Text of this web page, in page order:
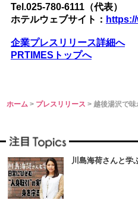
Tel.025-780-6111（代表）
ホテルウェブサイト：
企業プレスリリース詳細へ
PRTIMESトップへ
ホーム > プレスリリース> 越後湯沢で
川島海荷さんと学